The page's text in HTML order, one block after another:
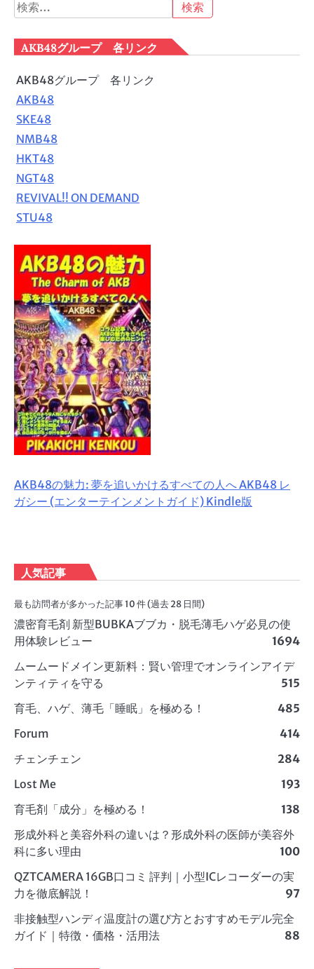
検
索:
AKB48グループ 各リンク
AKB48グループ 各リンク
AKB48
SKE48
NMB48
HKT48
NGT48
REVIVAL!! ON DEMAND
STU48
AKB48の魅力: 夢を追いかけるすべての人へ AKB48 レ
ガシー (エンターテインメントガイド) Kindle版
人気記事
最も訪問者が多かった記事 10 件 (過去 28 日間)
濃密育毛剤 新型BUBKAブブカ・脱毛薄毛ハゲ必見の使
用体験レビュー
1694
ムームードメイン更新料：賢い管理でオンラインアイデ
ンティティを守る
515
育毛、ハゲ、薄毛「睡眠」を極める！
485
Forum
414
チェンチェン
284
Lost Me
193
育毛剤「成分」を極める！
138
形成外科と美容外科の違いは？形成外科の医師が美容外
科に多い理由
100
QZTCAMERA 16GB口コミ 評判｜小型ICレコーダーの実
力を徹底解説！
97
非接触型ハンディ温度計の選び方とおすすめモデル完全
ガイド｜特徴・価格・活用法
88